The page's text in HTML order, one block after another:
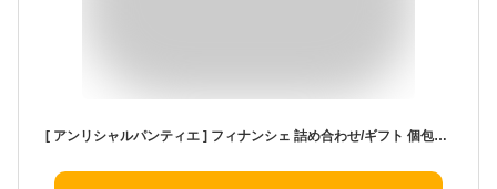
[ アンリシャルパンティエ ] フィナンシェ 詰め合わせ/ギフト 個包装 焼き菓子 洋菓子 手土産 お菓子 スイーツ/冬ギフト 贈答用 お歳暮 退職 お礼 (5個入)